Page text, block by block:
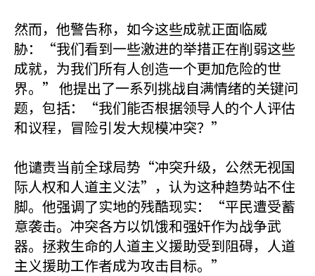
然而，他警告称，如今这些成就正面临威
胁：“我们看到一些激进的举措正在削弱这些
成就，为我们所有人创造一个更加危险的世
界。” 他提出了一系列挑战自满情绪的关键问
题，包括：“我们能否根据领导人的个人评估
和议程，冒险引发大规模冲突？”
他谴责当前全球局势“冲突升级，公然无视国
际人权和人道主义法”，认为这种趋势站不住
脚。他强调了实地的残酷现实：“平民遭受蓄
意袭击。冲突各方以饥饿和强奸作为战争武
器。拯救生命的人道主义援助受到阻碍，人道
主义援助工作者成为攻击目标。”